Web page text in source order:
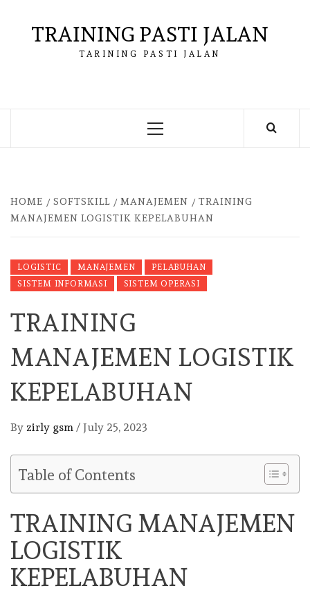
contentTRAINING PASTI JALAN
TARINING PASTI JALAN
Primary
HOME SOFTSKILL MANAJEMEN
TRAINING
MANAJEMEN LOGISTIK KEPELABUHAN
LOGISTIC MANAJEMEN
PELABUHAN
SISTEM INFORMASI
SISTEM OPERASI
TRAINING
MANAJEMEN LOGISTIK
KEPELABUHAN
By zirly gsm / July 25, 2023
Table of Contents
TRAINING MANAJEMEN
LOGISTIK
KEPELABUHAN